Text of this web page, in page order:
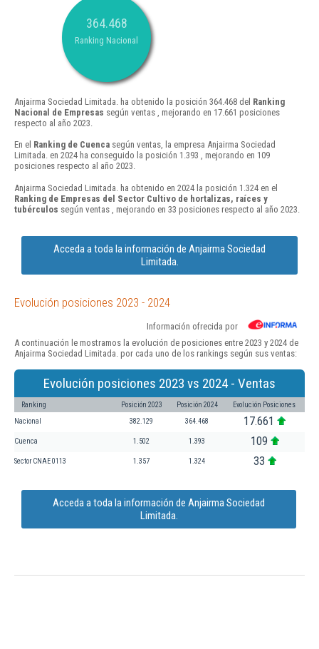
364.468
Ranking Nacional
Anjairma Sociedad Limitada. ha obtenido la posición 364.468 del Ranking
Nacional de Empresas según ventas , mejorando en 17.661 posiciones
respecto al año 2023.
En el Ranking de Cuenca según ventas, la empresa Anjairma Sociedad
Limitada. en 2024 ha conseguido la posición 1.393 , mejorando en 109
posiciones respecto al año 2023.
Anjairma Sociedad Limitada. ha obtenido en 2024 la posición 1.324 en el
Ranking de Empresas del Sector Cultivo de hortalizas, raíces y
tubérculos según ventas , mejorando en 33 posiciones respecto al año 2023.
Acceda a toda la información de Anjairma Sociedad
Limitada.
Evolución posiciones 2023 - 2024
Información ofrecida por
A continuación le mostramos la evolución de posiciones entre 2023 y 2024 de
Anjairma Sociedad Limitada. por cada uno de los rankings según sus ventas:
Evolución posiciones 2023 vs 2024 - Ventas
Ranking Posición 2023 Posición 2024 Evolución Posiciones
Nacional 382.129 364.468 17.661
Cuenca 1.502 1.393 109
Sector CNAE 0113 1.357 1.324 33
Acceda a toda la información de Anjairma Sociedad
Limitada.